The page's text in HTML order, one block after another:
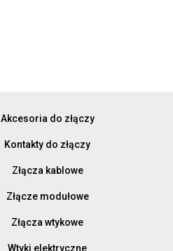
Akcesoria do złączy
Kontakty do złączy
Złącza kablowe
Złącze modułowe
Złącza wtykowe
Wtyki elektryczne